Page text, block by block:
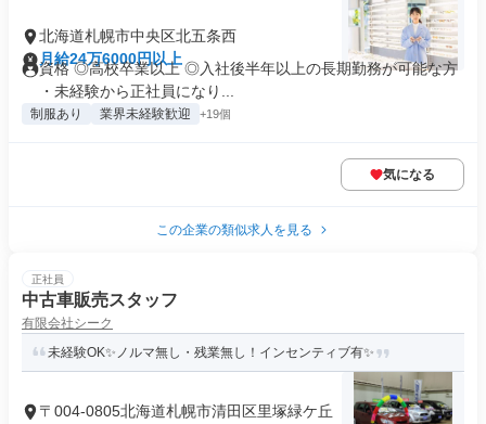
北海道札幌市中央区北五条西
月給24万6000円以上
資格 ◎高校卒業以上 ◎入社後半年以上の長期勤務が可能な方
・未経験から正社員になり...
制服あり 業界未経験歓迎 +19個
気になる
この企業の類似求人を見る
正社員
中古車販売スタッフ
有限会社シーク
未経験OK✨ノルマ無し・残業無し！インセンティブ有✨
〒004-0805北海道札幌市清田区里塚緑ケ丘